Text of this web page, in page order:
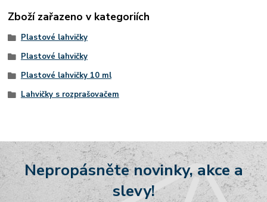
Zboží zařazeno v kategoriích
Plastové lahvičky
Plastové lahvičky
Plastové lahvičky 10 ml
Lahvičky s rozprašovačem
Nepropásněte novinky, akce a
slevy!